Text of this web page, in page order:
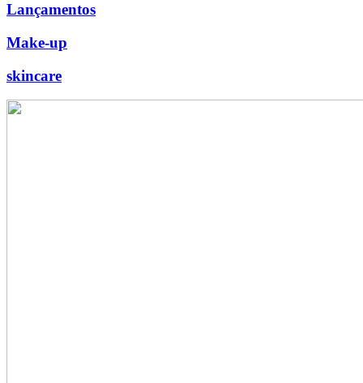
Lançamentos
Make-up
skincare